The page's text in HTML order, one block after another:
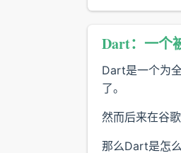
Dart：一个
Dart是一个为
了。
然而后来在谷
那么Dart是怎